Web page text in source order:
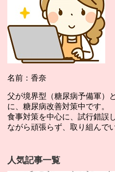
名前：香奈
父が境界型（糖尿病予備軍）
に、糖尿病改善対策中です。
食事対策を中心に、試行錯誤
ながら頑張らず、取り組んで
人気記事一覧